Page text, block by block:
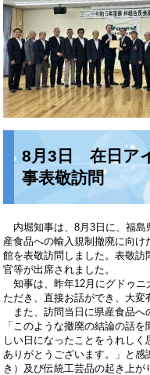
8月3日 在日ア
事表敬訪問
内堀知事は、8月3日に、福島
産食品への輸入規制撤廃に向
館を表敬訪問しました。表敬
官等が出席されました。
知事は、昨年12月にグドゥニ
ただき、直接お話ができ、大変
また、訪問当日に県産食品へ
「このような撤廃の結論の話
しい日になったことをうれしく
ありがとうございます。」と
き）及び伝統工芸品の起き上が